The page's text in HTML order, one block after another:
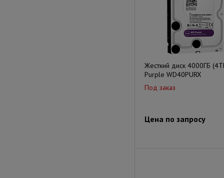
Жесткий диск 4000ГБ
Purple WD40PURX
Под заказ
Цена по запросу